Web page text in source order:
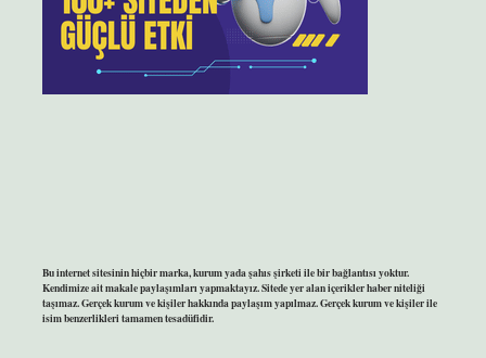
Bu internet sitesinin hiçbir marka, kurum yada şahıs şirketi ile bir bağlantısı yoktur.
Kendimize ait makale paylaşımları yapmaktayız. Sitede yer alan içerikler haber niteliği
taşımaz. Gerçek kurum ve kişiler hakkında paylaşım yapılmaz. Gerçek kurum ve kişiler ile
isim benzerlikleri tamamen tesadüfidir.